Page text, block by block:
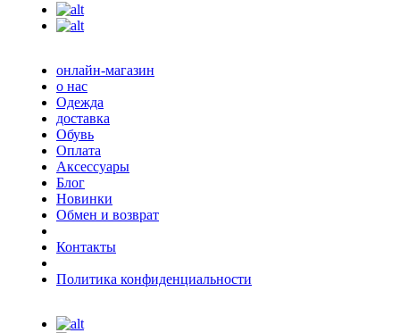
онлайн-магазин
о нас
Одежда
доставка
Обувь
Оплата
Аксессуары
Блог
Новинки
Обмен и возврат
Контакты
Политика конфиденциальности